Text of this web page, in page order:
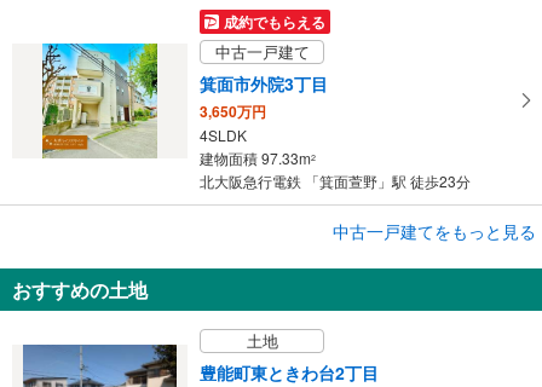
成約でもらえる
中古一戸建て
箕面市外院3丁目
3,650万円
4SLDK
建物面積 97.33m2
北大阪急行電鉄 「箕面萱野」駅 徒歩23分
建物面積 97.33m
中古一戸建てをもっと見る
おすすめの土地
土地
豊能町東ときわ台2丁目